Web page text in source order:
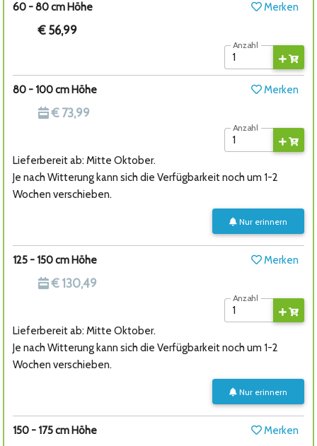
60 - 80 cm Höhe Merken
€ 56,99
Anzahl
80 - 100 cm Höhe Merken
€ 73,99
Anzahl
Lieferbereit ab: Mitte Oktober.
Je nach Witterung kann sich die Verfügbarkeit noch um 1-2
Wochen verschieben.
Nur erinnern
125 - 150 cm Höhe Merken
€ 130,49
Anzahl
Lieferbereit ab: Mitte Oktober.
Je nach Witterung kann sich die Verfügbarkeit noch um 1-2
Wochen verschieben.
Nur erinnern
150 - 175 cm Höhe Merken